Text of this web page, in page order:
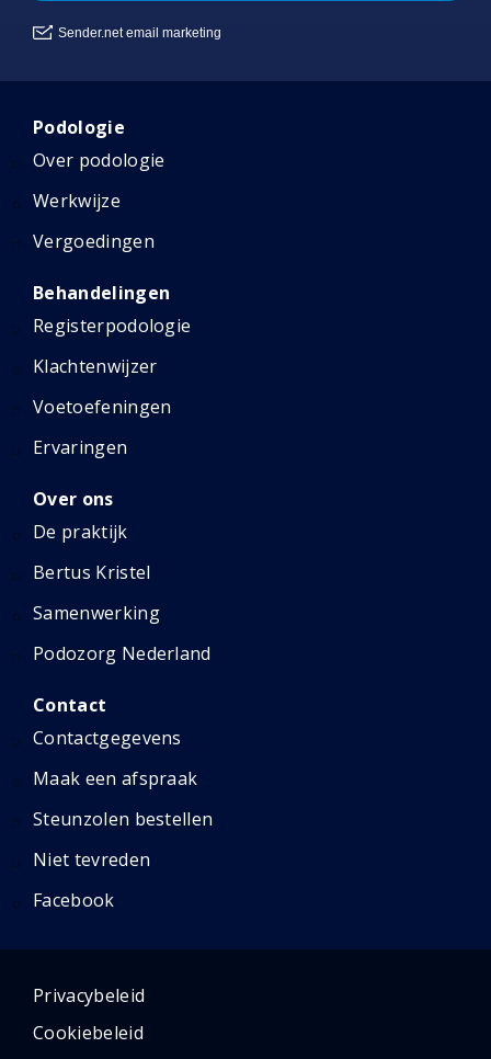
Podologie
Over podologie
Werkwijze
Vergoedingen
Behandelingen
Registerpodologie
Klachtenwijzer
Voetoefeningen
Ervaringen
Over ons
De praktijk
Bertus Kristel
Samenwerking
Podozorg Nederland
Contact
Contactgegevens
Maak een afspraak
Steunzolen bestellen
Niet tevreden
Facebook
Privacybeleid
Cookiebeleid